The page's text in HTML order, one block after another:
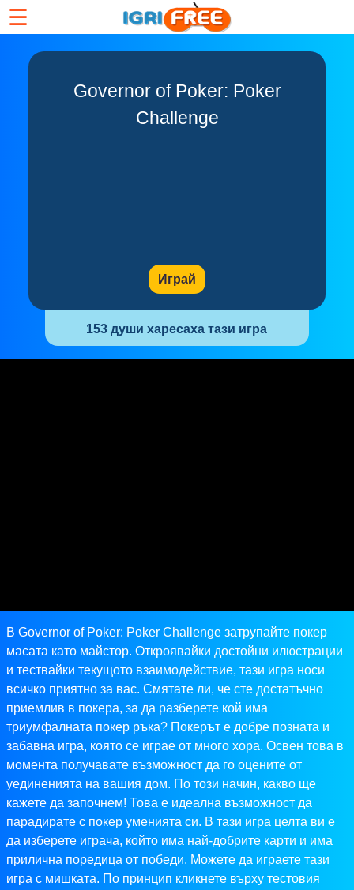
☰
Governor of Poker: Poker
Challenge
Играй
153 души харесаха тази игра
В Governor of Poker: Poker Challenge затрупайте покер
масата като майстор. Откроявайки достойни илюстрации
и тествайки текущото взаимодействие, тази игра носи
всичко приятно за вас. Смятате ли, че сте достатъчно
приемлив в покера, за да разберете кой има
триумфалната покер ръка? Покерът е добре позната и
забавна игра, която се играе от много хора. Освен това в
момента получавате възможност да го оцените от
уединенията на вашия дом. По този начин, какво ще
кажете да започнем! Това е идеална възможност да
парадирате с покер уменията си. В тази игра целта ви е
да изберете играча, който има най-добрите карти и има
прилична поредица от победи. Можете да играете тази
игра с мишката. По принцип кликнете върху тестовия